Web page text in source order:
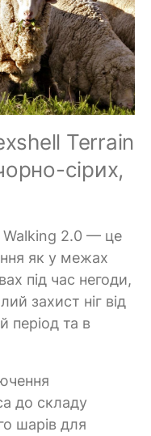
Terrain
сірих,
Walking 2.0 — це
як у межах
під час негоди,
захист ніг від
період та в
до складу
шарів для